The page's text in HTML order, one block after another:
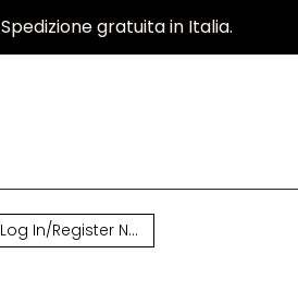
Spedizione gratuita in Italia.
Log In/Register Now